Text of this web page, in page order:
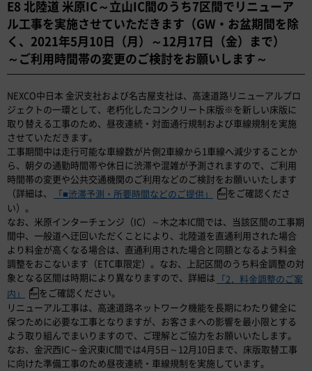
E8 北陸道 米原IC～立山IC間のうち7区間でリニューア
ル工事を実施させていただきます（GW・お盆期間を除
く、2021年5月10日（月）～12月17日（金）まで）
～ご利用時間帯の変更のご検討をお願いします～
NEXCO中日本 金沢支社および名古屋支社は、高速道路リニューアルプロ
ジェクトの一環として、老朽化したコンクリート床版※を新しい床版に
取り替える工事のため、昼夜連続・対面通行規制および車線規制を実施
させていただきます。
工事期間中は走行可能な車線数が片側2車線から1車線へ減少することか
ら、朝夕の通勤時間帯や休日に渋滞や混雑が予測されますので、ご利用
時間帯の変更や公共交通機関のご利用などのご検討をお願いいたします
（詳細は、
「■渋滞予測・所要時間などのご提供」
をご確認くださ
い）。
なお、米原インターチェンジ（IC）～木之本IC間では、当該区間の工事期
間中、一般道へ迂回いただくことにより、北陸道を直通利用された場合
より料金が高くなる場合は、直通利用された場合と同額となるよう料金
調整をおこないます（ETC車限定）。なお、上記区間のうち料金調整の対
象となる区間は時期により異なりますので、詳細は 「2．料金調整のご案
内」
をご確認ください。
リニューアル工事は、高速道路ネットワーク機能を長期にわたり健全に
保つために必要な工事となりますが、お客さまへの影響を最小限とする
よう取り組んでまいりますので、ご理解とご協力をお願いいたします。
なお、金沢西IC～金沢東IC間では4月5日～12月10日まで、床版取替工事
に向けた準備工事のため昼夜連続・車線規制を実施しています。